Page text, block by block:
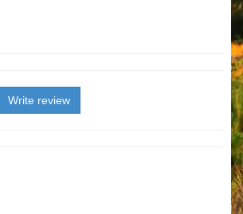
Write review